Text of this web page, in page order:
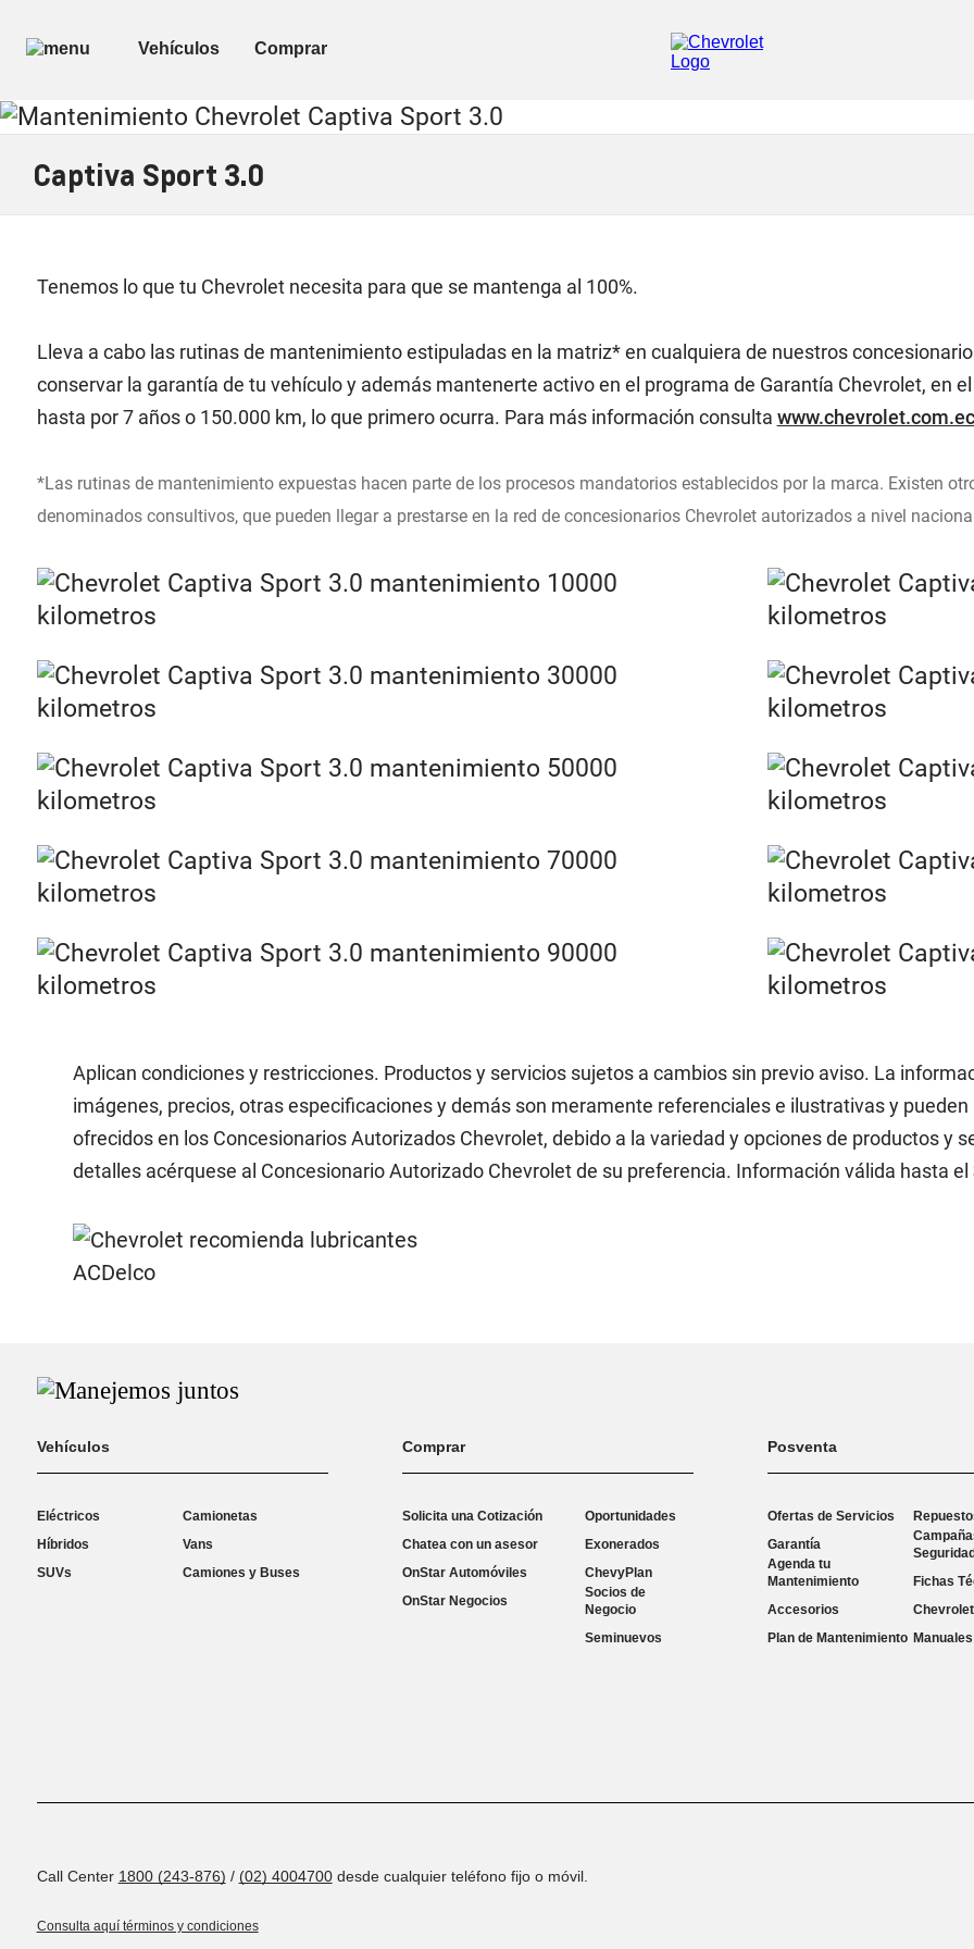
Captiva Sport 3.0
Tenemos lo que tu Chevrolet necesita para que se mantenga al 100%.
Lleva a cabo las rutinas de mantenimiento estipuladas en la matriz* en cualquiera de nuestros
conservar la garantía de tu vehículo y además mantenerte activo en el programa de Garantía Chevrolet, en
hasta por 7 años o 150.000 km, lo que primero ocurra. Para más información consulta
*Las rutinas de mantenimiento expuestas hacen parte de los procesos mandatorios establecidos por la marca. Existen
denominados consultivos, que pueden llegar a prestarse en la red de concesionarios Chevrolet autorizados a nivel
Aplican condiciones y restricciones. Productos y servicios sujetos a cambios sin previo aviso. La
imágenes, precios, otras especificaciones y demás son meramente referenciales e ilustrativas y
ofrecidos en los Concesionarios Autorizados Chevrolet, debido a la variedad y opciones de productos y
detalles acérquese al Concesionario Autorizado Chevrolet de su preferencia. Información válida hasta el